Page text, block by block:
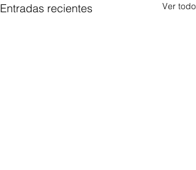
Entradas recientes Ver todo